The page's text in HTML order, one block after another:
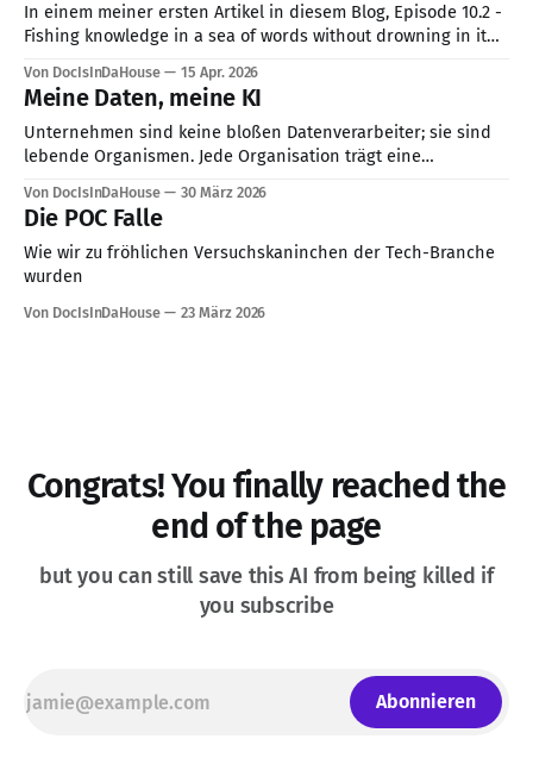
In einem meiner ersten Artikel in diesem Blog, Episode 10.2 -
Fishing knowledge in a sea of words without drowning in it
schiere Menge an Daten geht (der „Bohrer“), sondern um
den konkreten Erkenntnisgewinn (das „Loch in der Wand“
Von DocIsInDaHouse 15 Apr. 2026
Meine Daten, meine KI
Unternehmen sind keine bloßen Datenverarbeiter; sie sind
lebende Organismen. Jede Organisation trägt eine
strategischen Entscheidungen, mühsam gelernten Lektionen
und Prozessen, die durch Versuch, Versagen und Erfolg
gehärtet wurden. Dieses über Jahrzehnte akkumulierte
„institutionelle Wissen“ ist das wertvollste Asset jeder
Von DocIsInDaHouse 30 März 2026
Die POC Falle
Wie wir zu fröhlichen Versuchskaninchen der Tech-Branche
wurden
Von DocIsInDaHouse 23 März 2026
Congrats! You finally reached the
end of the page
but you can still save this AI from being killed if
you subscribe
Abonnieren